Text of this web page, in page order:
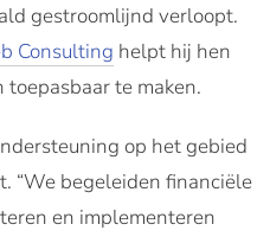
gestroomlijnd verloopt.
Consulting helpt hij hen
toepasbaar te maken.
op het gebied
“We begeleiden financiële
en implementeren